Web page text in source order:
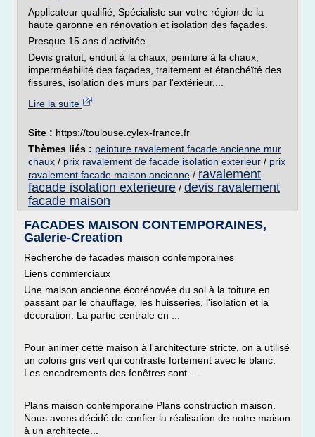
Applicateur qualifié, Spécialiste sur votre région de la
haute garonne en rénovation et isolation des façades.
Presque 15 ans d'activitée.
Devis gratuit, enduit à la chaux, peinture à la chaux,
imperméabilité des façades, traitement et étanchéïté des
fissures, isolation des murs par l'extérieur,...
Lire la suite
Site : https://toulouse.cylex-france.fr
Thèmes liés : peinture ravalement facade ancienne mur
chaux / prix ravalement de facade isolation exterieur / prix
ravalement facade maison ancienne / ravalement
facade isolation exterieure / devis ravalement
facade maison
FACADES MAISON CONTEMPORAINES,
Galerie-Creation
Recherche de facades maison contemporaines
Liens commerciaux
Une maison ancienne écorénovée du sol à la toiture en
passant par le chauffage, les huisseries, l'isolation et la
décoration. La partie centrale en ...
Pour animer cette maison à l'architecture stricte, on a utilisé
un coloris gris vert qui contraste fortement avec le blanc.
Les encadrements des fenêtres sont ...
Plans maison contemporaine Plans construction maison.
Nous avons décidé de confier la réalisation de notre maison
à un architecte...